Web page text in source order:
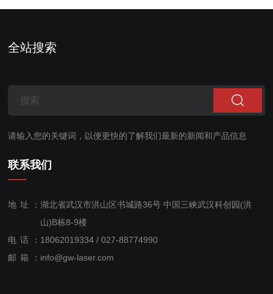
命以及更小...
全站搜索
请输入您的关键词，以便更快的了解我们最新的新闻和产品信息
联系我们
地址： 湖北省武汉市洪山区书城路36号 中国三峡武汉科创园(洪
山)B栋8-9楼
电话： 18062019334 / 027-88774990
售后服
邮箱： info@gw-laser.com